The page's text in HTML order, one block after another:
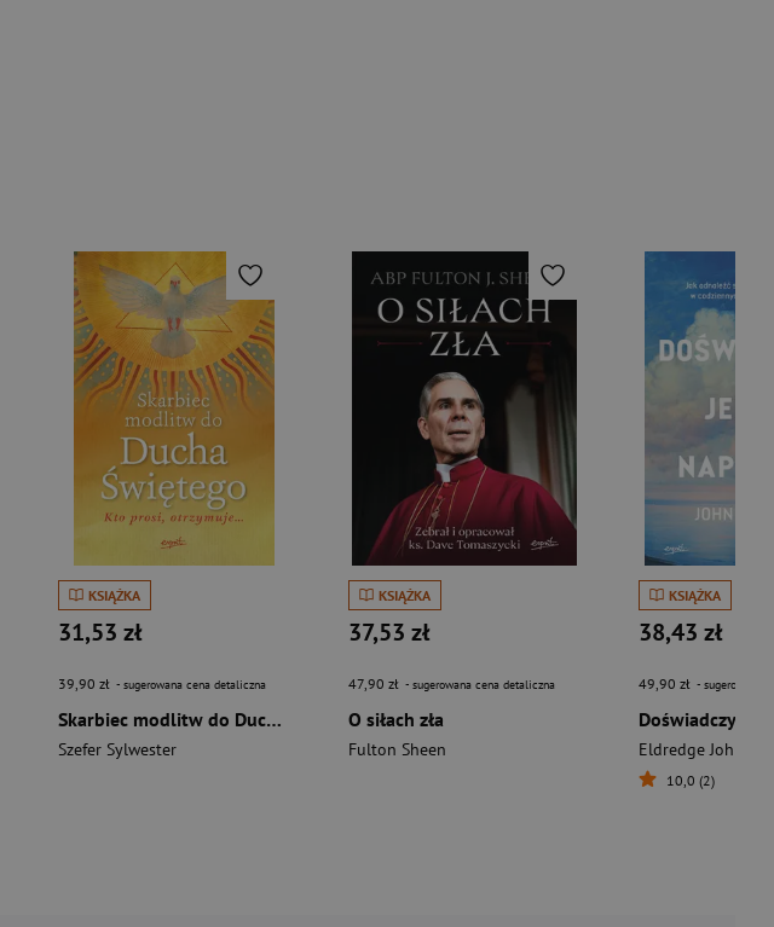
KSIĄŻKA
31,53 zł
39,90 zł - sugerowana cena detaliczna
Skarbiec modlitw do Ducha Świętego wyd. 2026
Szefer Sylwester
KSIĄŻKA
37,53 zł
47,90 zł - sugerowana cena detaliczna
O siłach zła
Fulton Sheen
KSIĄŻKA
38,43 zł
49,90 zł - sugerowana
Eldredge John
10,0 (2)